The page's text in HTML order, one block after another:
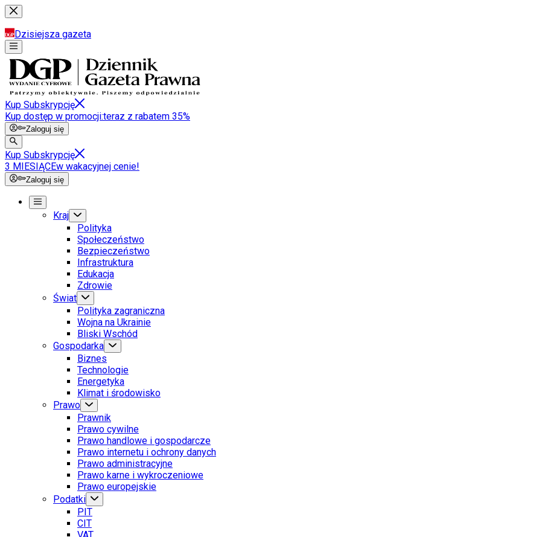
Dzisiejsza gazeta
Kup Subskrypcję
Kup dostęp w promocji:teraz z rabatem 35%
Zaloguj się
Kup Subskrypcję
3 MIESIĄCEw wakacyjnej cenie!
Zaloguj się
Kraj
Polityka
Społeczeństwo
Bezpieczeństwo
Infrastruktura
Edukacja
Zdrowie
Świat
Polityka zagraniczna
Wojna na Ukrainie
Bliski Wschód
Gospodarka
Biznes
Technologie
Energetyka
Klimat i środowisko
Prawo
Prawnik
Prawo cywilne
Prawo handlowe i gospodarcze
Prawo internetu i ochrony danych
Prawo administracyjne
Prawo karne i wykroczeniowe
Prawo europejskie
Podatki
PIT
CIT
VAT